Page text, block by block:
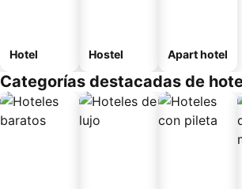
Hotel Hostel Apart hotel
Categorías destacadas de